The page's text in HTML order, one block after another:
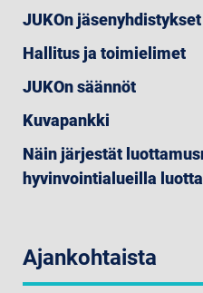
JUKOn
Hallitus ja toimielimet
JUKOn säännöt
Kuvapankki
Näin järjestät
hyvinvointialueilla
Ajankohtaista